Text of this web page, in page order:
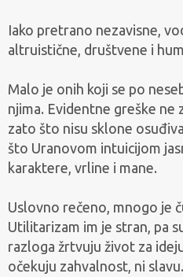
Iako pretrano nezavisne,
altruistične, društvene i
Malo je onih koji se po
njima. Evidentne greške ne
zato što nisu sklone
što Uranovom intuicijom
karaktere, vrline i mane.
Uslovno rečeno, mnogo je
Utilitarizam im je stran, pa
razloga žrtvuju život za
očekuju zahvalnost, ni